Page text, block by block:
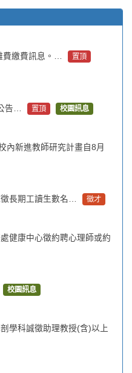
費繳費訊息。…
置頂
告…
置頂 校園訊息
內新進教師研究計畫自8月
徵長期工讀生數名…
徵才
健康中心徵約聘心理師或約
校園訊息
學科誠徵助理教授(含)以上